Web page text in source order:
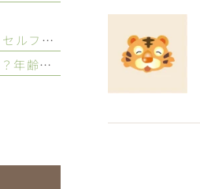
3歳児の発達障害の特徴9つ｜セルフで確認できるチェックリストも紹介
発達障害の子どもの特徴とは？年齢別の見分け方や接し方を解説